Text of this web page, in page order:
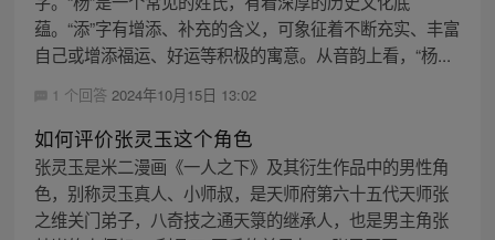
蕴。“添”字有增添、补充的含义，可象征着不断充实、丰富
自己或增添福运、好运等积极的寓意。从音韵上看，“杨...
1 个回答 2024年10月15日 13:02
如何评价张灵玉这个角色
张灵玉是米二漫画《一人之下》及其衍生作品中的男性角
色，别称灵玉真人、小师叔，是天师府第六十五代天师张
之维关门弟子，八奇技之通天箓的继承人，也是男主角张